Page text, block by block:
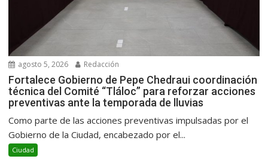
agosto 5, 2026 Redacción
Fortalece Gobierno de Pepe Chedraui coordinación
técnica del Comité “Tláloc” para reforzar acciones
preventivas ante la temporada de lluvias
Como parte de las acciones preventivas impulsadas por el
Gobierno de la Ciudad, encabezado por el...
Ciudad